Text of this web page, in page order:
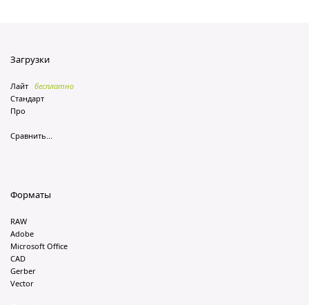
Загрузки
Лайт бесплатно
Стандарт
Про
Сравнить...
Форматы
RAW
Adobe
Microsoft Office
CAD
Gerber
Vector